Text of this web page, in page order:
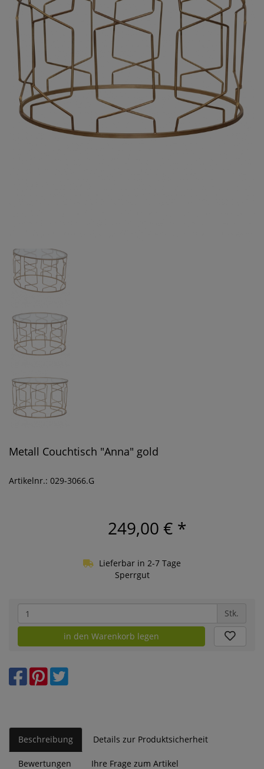
Metall Couchtisch "Anna" gold
Artikelnr.: 029-3066.G
249,00 € *
Lieferbar in 2-7 Tage
Sperrgut
Stk.
in den Warenkorb legen
Beschreibung Details zur Produktsicherheit
Bewertungen Ihre Frage zum Artikel